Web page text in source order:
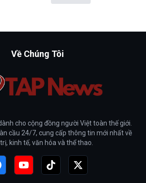
Về Chúng Tôi
cho cộng đồng người Việt toàn thế giới.
cầu 24/7, cung cấp thông tin mới nhất về
kinh tế, văn hóa và thể thao.